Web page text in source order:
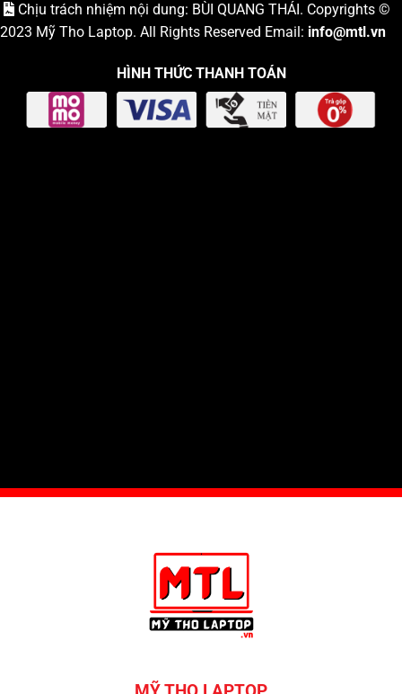
Chịu trách nhiệm nội dung: BÙI QUANG THÁI. Copyrights ©
2023 Mỹ Tho Laptop. All Rights Reserved Email: info@mtl.vn
HÌNH THỨC THANH TOÁN